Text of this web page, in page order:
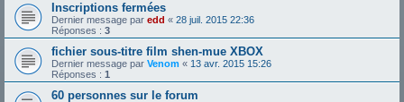
Inscriptions fermées
Dernier message par edd « 28 juil. 2015 22:36
Réponses : 3
fichier sous-titre film shen-mue XBOX
Dernier message par Venom « 13 avr. 2015 15:26
Réponses : 1
60 personnes sur le forum